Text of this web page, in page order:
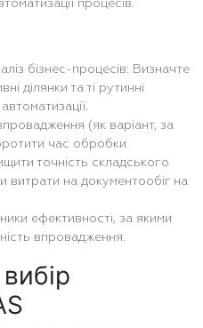
процесів.
бізнес-процесів: Визначте
ділянки та ті рутинні
(як варіант, за
час обробки
точність складського
витрати на документообіг на
ефективності, за якими
впровадження.